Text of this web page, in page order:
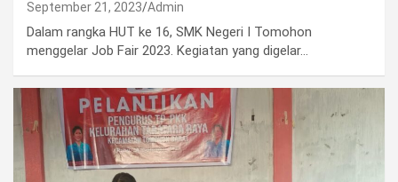
September 21, 2023 Admin
Dalam rangka HUT ke 16, SMK Negeri I Tomohon
menggelar Job Fair 2023. Kegiatan yang digelar…